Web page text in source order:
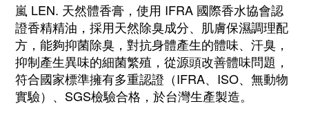
嵐 LEN. 天然體香膏，使用 IFRA 國際香水協會認
證香精精油，採用天然除臭成分、肌膚保濕調理配
方，能夠抑菌除臭，對抗身體產生的體味、汗臭，
抑制產生異味的細菌繁殖，從源頭改善體味問題，
符合國家標準擁有多重認證（IFRA、ISO、無動物
實驗）、SGS檢驗合格，於台灣生產製造。